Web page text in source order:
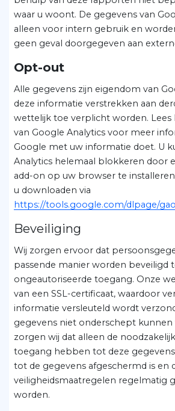
waar u woont. De gegevens van
alleen voor intern gebruik en
geen geval doorgegeven aan
Opt-out
Alle gegevens zijn eigendom van
deze informatie verstrekken aan
wettelijk toe verplicht worden. Lees
van Google Analytics voor meer
Google met uw informatie doet. U
Analytics helemaal blokkeren door
add-on op uw browser te
u downloaden via
https://tools.google.com/dlpage/
Beveiliging
Wij zorgen ervoor dat
passende manier worden beveiligd
ongeautoriseerde toegang. Onze
van een SSL-certificaat, waardoor
informatie versleuteld wordt
gegevens niet onderschept kunnen
zorgen wij dat alleen de
toegang hebben tot deze
tot de gegevens afgeschermd is en
veiligheidsmaatregelen regelmatig
worden.